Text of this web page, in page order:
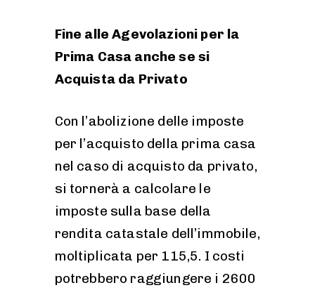
Fine alle Agevolazioni per la
Prima Casa anche se si
Acquista da Privato
Con l’abolizione delle imposte
per l’acquisto della prima casa
nel caso di acquisto da privato,
si tornerà a calcolare le
imposte sulla base della
rendita catastale dell’immobile,
moltiplicata per 115,5. I costi
potrebbero raggiungere i 2600